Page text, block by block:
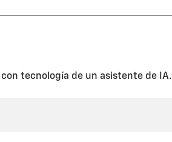
tecnología de un asistente de IA.